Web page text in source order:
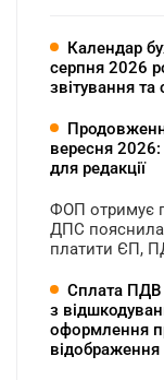
Календар
серпня 2026
звітування та
вересня
для редакції
ФОП отримує
ДПС
платити ЄП,
Сплата ПДВ
з
оформлення